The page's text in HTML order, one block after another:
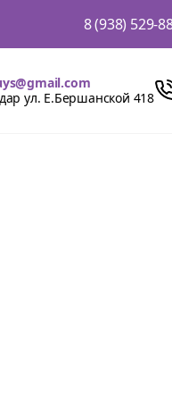
8 (938) 529-
ул. Е.Бершанской 418